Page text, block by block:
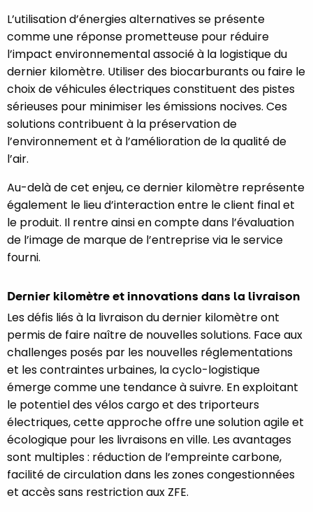
L’utilisation d’énergies alternatives se présente
comme une réponse prometteuse pour réduire
l’impact environnemental associé à la logistique du
dernier kilomètre. Utiliser des biocarburants ou faire le
choix de véhicules électriques constituent des pistes
sérieuses pour minimiser les émissions nocives. Ces
solutions contribuent à la préservation de
l’environnement et à l’amélioration de la qualité de
l’air.
Au-delà de cet enjeu, ce dernier kilomètre représente
également le lieu d’interaction entre le client final et
le produit. Il rentre ainsi en compte dans l’évaluation
de l’image de marque de l’entreprise via le service
fourni.
Dernier kilomètre et innovations dans la livraison
Les défis liés à la livraison du dernier kilomètre ont
permis de faire naître de nouvelles solutions. Face aux
challenges posés par les nouvelles réglementations
et les contraintes urbaines, la cyclo-logistique
émerge comme une tendance à suivre. En exploitant
le potentiel des vélos cargo et des triporteurs
électriques, cette approche offre une solution agile et
écologique pour les livraisons en ville. Les avantages
sont multiples : réduction de l’empreinte carbone,
facilité de circulation dans les zones congestionnées
et accès sans restriction aux ZFE.